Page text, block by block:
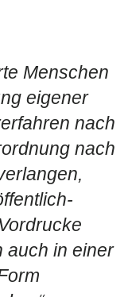
Menschen
eigener
nach
nach
auch in einer